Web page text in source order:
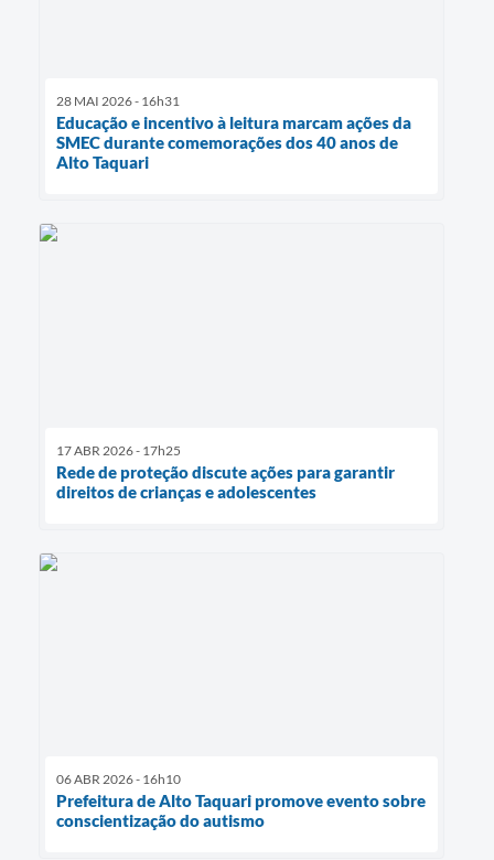
28 MAI 2026 - 16h31
Educação e incentivo à leitura marcam ações da
SMEC durante comemorações dos 40 anos de
Alto Taquari
17 ABR 2026 - 17h25
Rede de proteção discute ações para garantir
direitos de crianças e adolescentes
06 ABR 2026 - 16h10
Prefeitura de Alto Taquari promove evento sobre
conscientização do autismo